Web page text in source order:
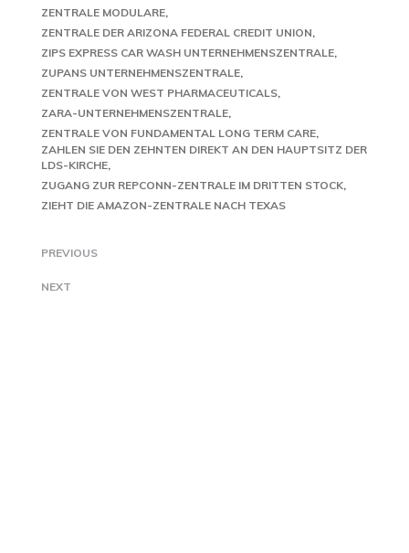
ZENTRALE MODULARE
ZENTRALE DER ARIZONA FEDERAL CREDIT UNION
ZIPS EXPRESS CAR WASH UNTERNEHMENSZENTRALE
ZUPANS UNTERNEHMENSZENTRALE
ZENTRALE VON WEST PHARMACEUTICALS
ZARA-UNTERNEHMENSZENTRALE
ZENTRALE VON FUNDAMENTAL LONG TERM CARE
ZAHLEN SIE DEN ZEHNTEN DIREKT AN DEN HAUPTSITZ DER
LDS-KIRCHE
ZUGANG ZUR REPCONN-ZENTRALE IM DRITTEN STOCK
ZIEHT DIE AMAZON-ZENTRALE NACH TEXAS
PREVIOUS
NEXT